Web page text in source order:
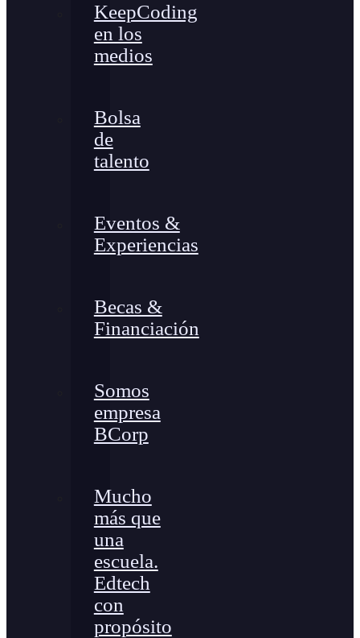
KeepCoding
en los
medios
Bolsa
de
talento
Eventos &
Experiencias
Becas &
Financiación
Somos
empresa
BCorp
Mucho
más que
una
escuela.
Edtech
con
propósito